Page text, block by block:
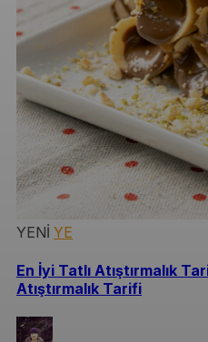
YENİ YE
En İyi Tatlı Atıştırmalık
Atıştırmalık Tarifi